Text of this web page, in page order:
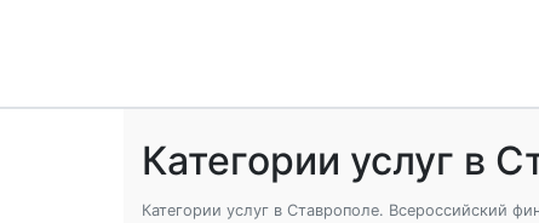
Категории услуг в
Категории услуг в Ставрополе. Всероссийский